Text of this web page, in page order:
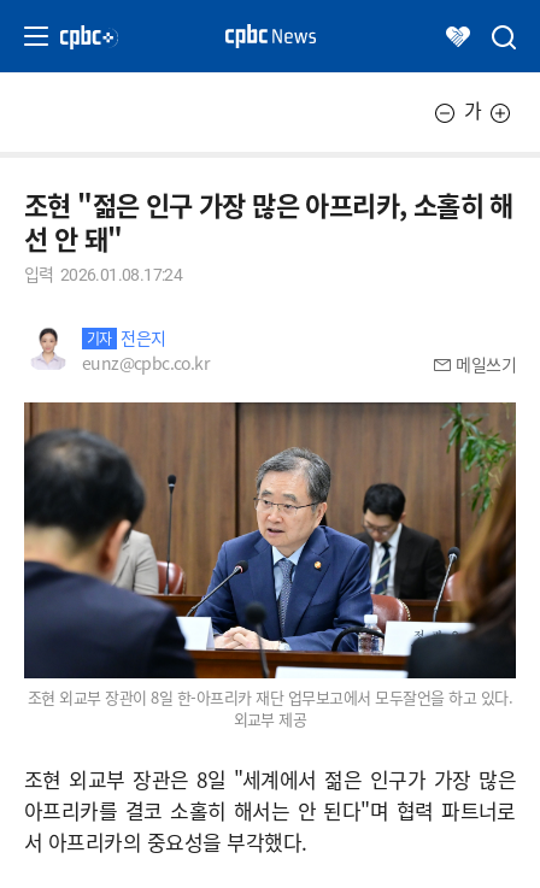
가
조현 "젊은 인구 가장 많은 아프리카, 소홀히 해
선 안 돼"
입력 2026.01.08.17:24
기자 전은지
eunz@cpbc.co.kr
메일쓰기
조현 외교부 장관이 8일 한-아프리카 재단 업무보고에서 모두잘언을 하고 있다.
외교부 제공
조현 외교부 장관은 8일 "세계에서 젊은 인구가 가장 많은
아프리카를 결코 소홀히 해서는 안 된다"며 협력 파트너로
서 아프리카의 중요성을 부각했다.